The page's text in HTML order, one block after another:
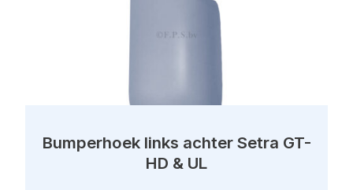
Bumperhoek links achter Setra GT-
HD & UL